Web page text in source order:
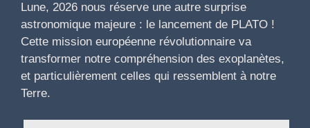
Lune, 2026 nous réserve une autre surprise
astronomique majeure : le lancement de PLATO !
Cette mission européenne révolutionnaire va
transformer notre compréhension des exoplanètes,
et particulièrement celles qui ressemblent à notre
Terre.